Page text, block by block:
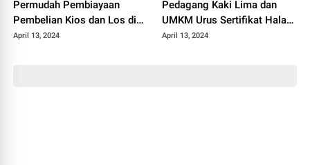
Permudah Pembiayaan
Pembelian Kios dan Los di
Pasar Rakyat Citayam
April 13, 2024
Pedagang Kaki Lima dan
UMKM Urus Sertifikat Halal
dari Kemenag
April 13, 2024